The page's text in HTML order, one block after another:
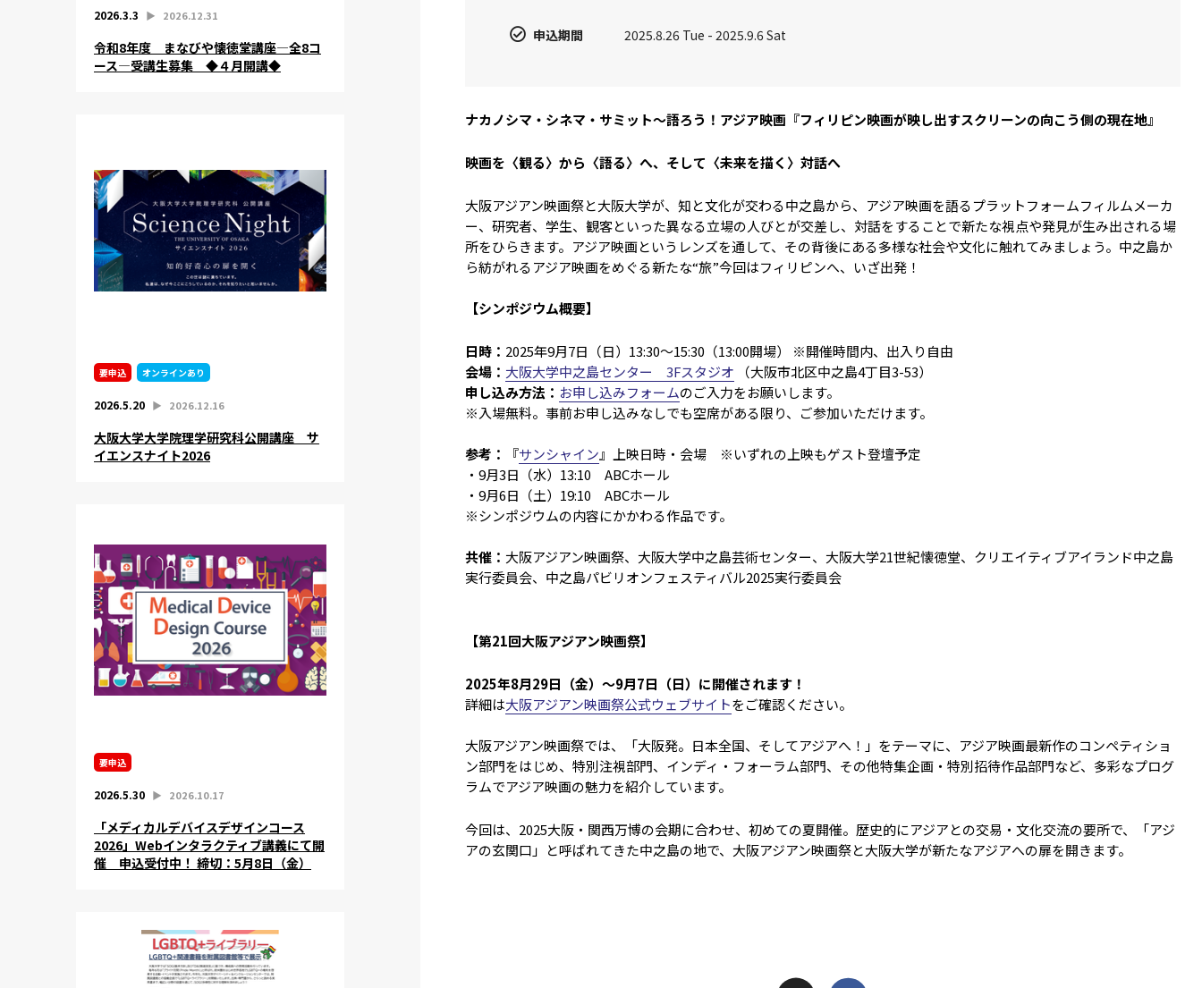
申込期間 2025.8.26 Tue - 2025.9.6 Sat
ナカノシマ・シネマ・サミット～語ろう！アジア映画『フィリピン映画が映し出す――スクリーンの向こう側の現在地』
映画を〈観る〉から〈語る〉へ、そして〈未来を描く〉対話へ
大阪アジアン映画祭と大阪大学が、知と文化が交わる中之島から、アジア映画を語るプラットフォーム――フィルムメーカ
ー、研究者、学生、観客といった異なる立場の人びとが交差し、対話をすることで新たな視点や発見が生み出される場
所をひらきます。アジア映画というレンズを通して、その背後にある多様な社会や文化に触れてみましょう。中之島か
ら紡がれるアジア映画をめぐる新たな“旅”――今回はフィリピンへ、いざ出発！
【シンポジウム概要】
日時： 2025年9月7日（日）13:30～15:30（13:00開場） ※開催時間内、出入り自由
会場： 大阪大学中之島センター 3Fスタジオ （大阪市北区中之島4丁目3-53）
申し込み方法： お申し込みフォームのご入力をお願いします。
※入場無料。事前お申し込みなしでも空席がある限り、ご参加いただけます。
参考： 『サンシャイン』上映日時・会場 ※いずれの上映もゲスト登壇予定
・9月3日（水）13:10 ABCホール
・9月6日（土）19:10 ABCホール
※シンポジウムの内容にかかわる作品です。
共催： 大阪アジアン映画祭、大阪大学中之島芸術センター、大阪大学21世紀懐徳堂、クリエイティブアイランド中之島
実行委員会、中之島パビリオンフェスティバル2025実行委員会
【第21回大阪アジアン映画祭】
2025年8月29日（金）～9月7日（日）に開催されます！
詳細は大阪アジアン映画祭公式ウェブサイトをご確認ください。
大阪アジアン映画祭では、「大阪発。日本全国、そしてアジアへ！」をテーマに、アジア映画最新作のコンペティショ
ン部門をはじめ、特別注視部門、インディ・フォーラム部門、その他特集企画・特別招待作品部門など、多彩なプログ
ラムでアジア映画の魅力を紹介しています。
今回は、2025大阪・関西万博の会期に合わせ、初めての夏開催。歴史的にアジアとの交易・文化交流の要所で、「アジ
アの玄関口」と呼ばれてきた中之島の地で、大阪アジアン映画祭と大阪大学が新たなアジアへの扉を開きます。
2026.3.3 ▶︎ 2026.12.31
令和8年度 まなびや懐徳堂講座―全8コ
ース―受講生募集 ◆４月開講◆
要申込 オンラインあり
2026.5.20 ▶︎ 2026.12.16
大阪大学大学院理学研究科公開講座 サ
イエンスナイト2026
要申込
2026.5.30 ▶︎ 2026.10.17
「メディカルデバイスデザインコース
2026」Webインタラクティブ講義にて開
催 申込受付中！ 締切：5月8日（金）